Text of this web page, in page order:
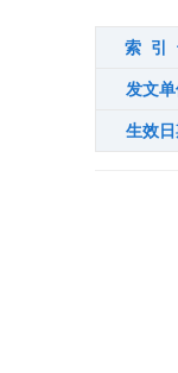
索 引
发文单
生效日